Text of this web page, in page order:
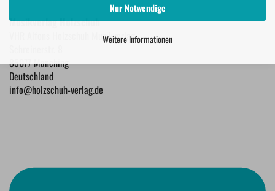
Nur Notwendige
Weitere Informationen
Musikverlag Holzschuh
VHR Alfons Holzschuh Musikverlag
85077 Manching
Deutschland
info@holzschuh-verlag.de